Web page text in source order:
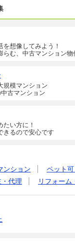
を想像してみよう！
らむ、中古マンション物
規模マンション
古マンション
たい方に！
きるので安心です
ンション ペット
代理 リフォーム